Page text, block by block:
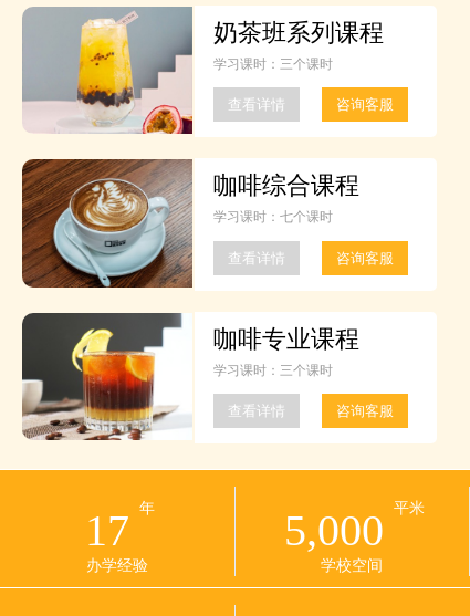
奶茶班系列课程
学习课时：三个课时
查看详情 咨询客服
咖啡综合课程
学习课时：七个课时
查看详情 咨询客服
咖啡专业课程
学习课时：三个课时
查看详情 咨询客服
17 年
办学经验
5,000 平米
学校空间